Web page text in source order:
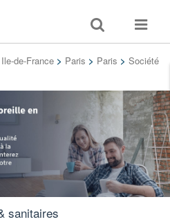
Toggle
search
Toggle
Ile-de-France > Paris > Paris > Société
sanitaires